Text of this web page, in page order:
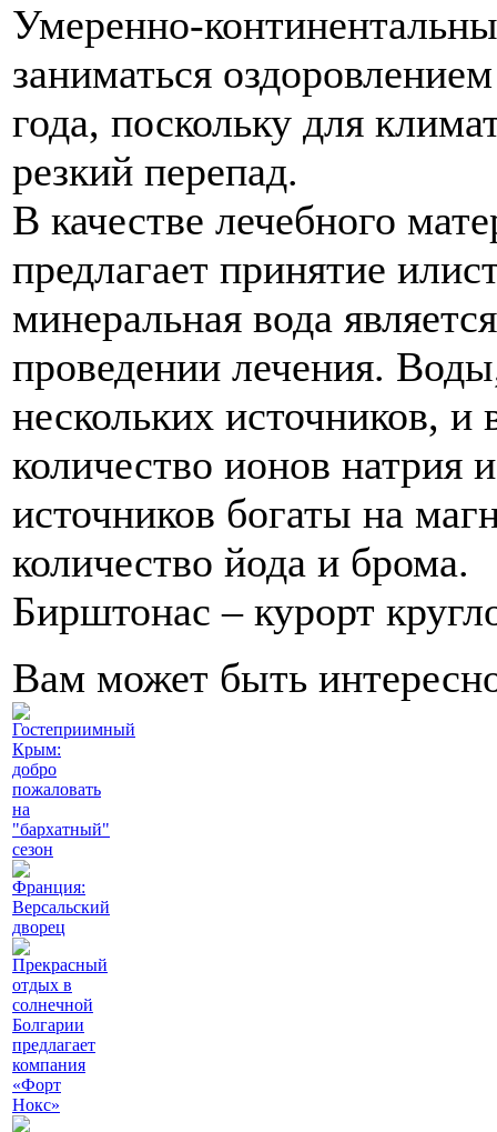
Умеренно-
заниматься
года, поскольку для
резкий перепад.
В качестве лечебного
предлагает принятие
минеральная вода
проведении лечения.
нескольких источников, и
количество ионов натрия
источников богаты на
количество йода и брома.
Бирштонас – курорт
Вам может быть
Гостеприимный
Крым:
добро
пожаловать
на
"бархатный"
сезон
Франция:
Версальский
дворец
Прекрасный
отдых в
солнечной
Болгарии
предлагает
компания
«Форт
Нокс»